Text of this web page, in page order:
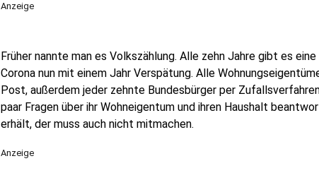
Anzeige
Früher nannte man es Volkszählung. Alle zehn Jahre gibt es
Corona nun mit einem Jahr Verspätung. Alle
Post, außerdem jeder zehnte Bundesbürger per
paar Fragen über ihr Wohneigentum und ihren Haushalt
erhält, der muss auch nicht mitmachen.
Anzeige